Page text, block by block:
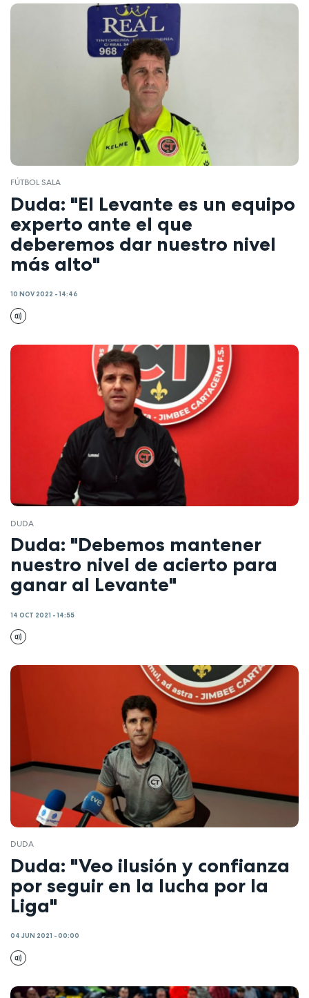
FÚTBOL SALA
Duda: "El Levante es un equipo
experto ante el que
deberemos dar nuestro nivel
más alto"
10 NOV 2022 - 14:46
DUDA
Duda: "Debemos mantener
nuestro nivel de acierto para
ganar al Levante"
14 OCT 2021 - 14:55
DUDA
Duda: "Veo ilusión y confianza
por seguir en la lucha por la
Liga"
04 JUN 2021 - 00:00